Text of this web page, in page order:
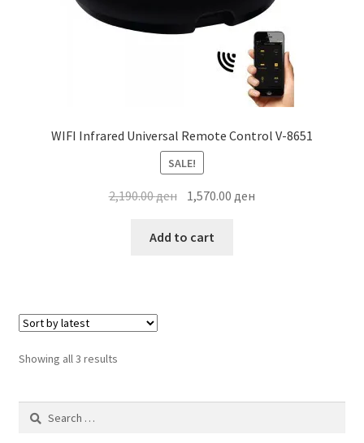
WIFI Infrared Universal Remote Control V-8651
SALE!
2,190.00ден Original
was:
1,570.00ден
Add to cart
Showing all 3 resultsSorted
Search